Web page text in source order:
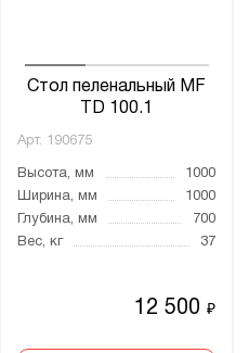
Стол пеленальный МF
TD 100.1
Арт. 190675
Высота, мм
1000
Ширина, мм
1000
Глубина, мм
700
Вес, кг
37
12 500₽